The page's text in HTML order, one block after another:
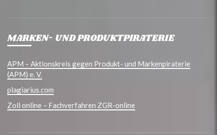
MARKEN- UND PRODUKTPIRATERIE
APM – Aktionskreis gegen Produkt- und Markenpiraterie
(APM) e. V.
plagiarius.com
Zoll online – Fachverfahren ZGR-online